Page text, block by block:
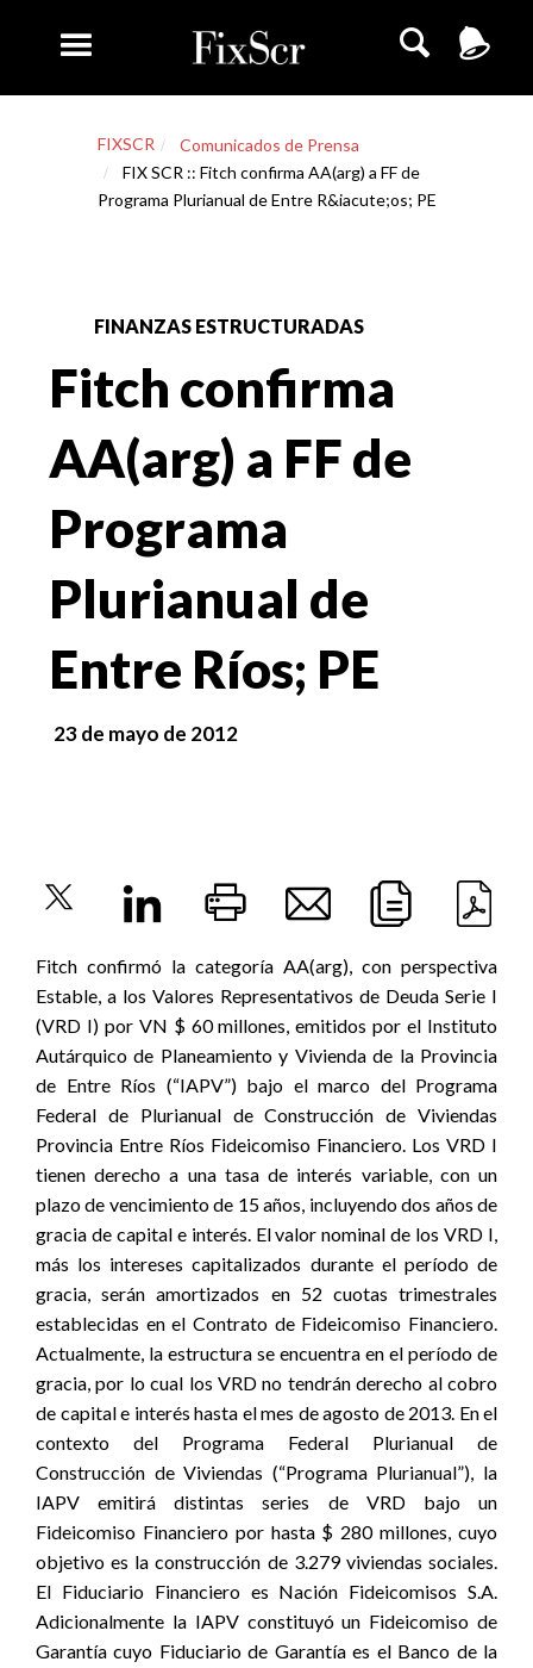
FIXSCR
Comunicados de Prensa
FIX SCR :: Fitch confirma AA(arg) a FF de
Programa Plurianual de Entre R&iacute;os; PE
FINANZAS ESTRUCTURADAS
Fitch confirma
AA(arg) a FF de
Programa
Plurianual de
Entre Ríos; PE
23 de mayo de 2012
Fitch confirmó la categoría AA(arg), con perspectiva
Estable, a los Valores Representativos de Deuda Serie I
(VRD I) por VN $ 60 millones, emitidos por el Instituto
Autárquico de Planeamiento y Vivienda de la Provincia
de Entre Ríos (“IAPV”) bajo el marco del Programa
Federal de Plurianual de Construcción de Viviendas
Provincia Entre Ríos Fideicomiso Financiero. Los VRD I
tienen derecho a una tasa de interés variable, con un
plazo de vencimiento de 15 años, incluyendo dos años de
gracia de capital e interés. El valor nominal de los VRD I,
más los intereses capitalizados durante el período de
gracia, serán amortizados en 52 cuotas trimestrales
establecidas en el Contrato de Fideicomiso Financiero.
Actualmente, la estructura se encuentra en el período de
gracia, por lo cual los VRD no tendrán derecho al cobro
de capital e interés hasta el mes de agosto de 2013. En el
contexto del Programa Federal Plurianual de
Construcción de Viviendas (“Programa Plurianual”), la
IAPV emitirá distintas series de VRD bajo un
Fideicomiso Financiero por hasta $ 280 millones, cuyo
objetivo es la construcción de 3.279 viviendas sociales.
El Fiduciario Financiero es Nación Fideicomisos S.A.
Adicionalmente la IAPV constituyó un Fideicomiso de
Garantía cuyo Fiduciario de Garantía es el Banco de la